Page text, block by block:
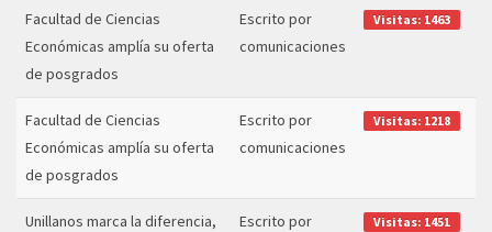
Facultad de Ciencias
Económicas amplía su oferta
de posgrados
Escrito por
comunicaciones
Visitas: 1463
Facultad de Ciencias
Económicas amplía su oferta
de posgrados
Escrito por
comunicaciones
Visitas: 1218
Unillanos marca la diferencia,
Escrito por
Visitas: 1451